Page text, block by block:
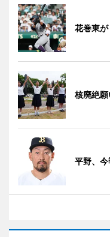
花巻東
核廃絶
平野、